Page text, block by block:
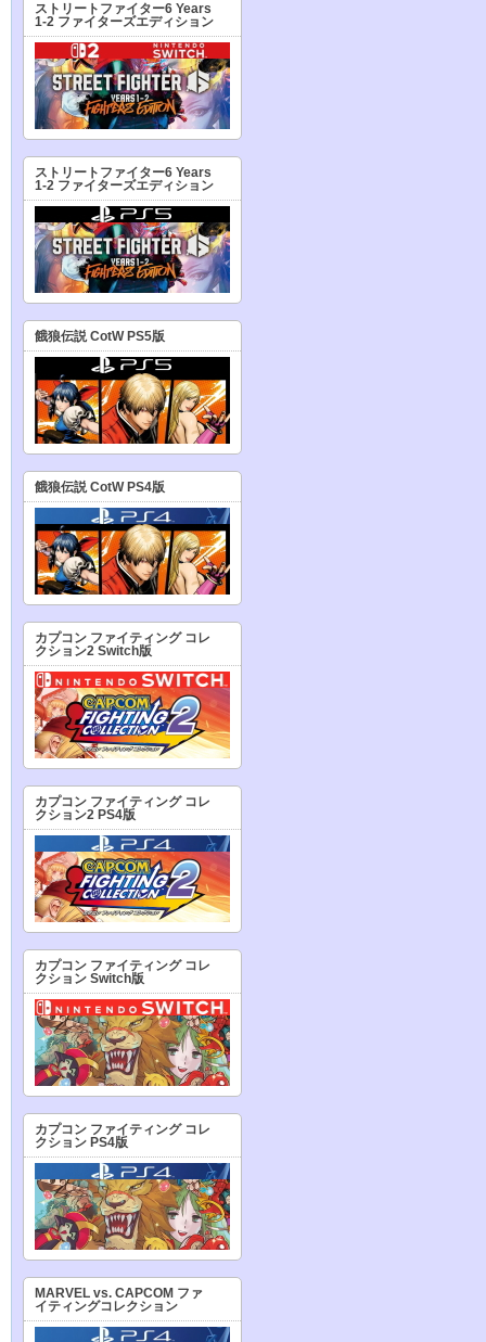
ストリートファイター6 Years
1-2 ファイターズエディション
ストリートファイター6 Years
1-2 ファイターズエディション
餓狼伝説 CotW PS5版
餓狼伝説 CotW PS4版
カプコン ファイティング コレ
クション2 Switch版
カプコン ファイティング コレ
クション2 PS4版
カプコン ファイティング コレ
クション Switch版
カプコン ファイティング コレ
クション PS4版
MARVEL vs. CAPCOM ファ
イティングコレクション